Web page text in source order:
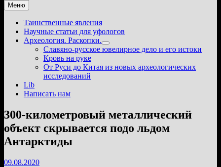
Меню
Таинственные явления
Научные статьи для уфологов
Археология. Раскопки.
Показать
подменю
Славяно-русское ювелирное дело и его истоки
Кровь на руке
От Руси до Китая из новых археологических
исследований
Lib
Написать нам
300-километровый металлический
объект скрывается подо льдом
Антарктиды
09.08.2020